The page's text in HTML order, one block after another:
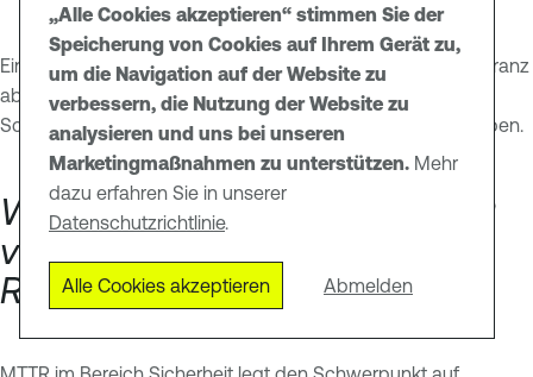
Eine gute MTTR hängt von Ihrer Umgebung und Risikotoleranz
ab, aber viele Sicherheitsteams zielen darauf ab, kritische
Schwachstellen innerhalb von 24 bis 72 Stunden zu beheben.
Wie unterscheidet sich MTTR
von der mittleren
Reparaturzeit?
„Alle Cookies akzeptieren“ stimmen Sie der
Speicherung von Cookies auf Ihrem Gerät zu,
um die Navigation auf der Website zu
verbessern, die Nutzung der Website zu
analysieren und uns bei unseren
Marketingmaßnahmen zu unterstützen. Mehr
dazu erfahren Sie in unserer
Datenschutzrichtlinie.
Alle Cookies akzeptieren Abmelden